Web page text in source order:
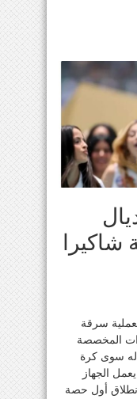
سرقة
المخصصة
له سوى كرة
الجهاز
انطلاق أول حصة